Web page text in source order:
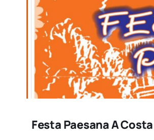
Festa Paesana A